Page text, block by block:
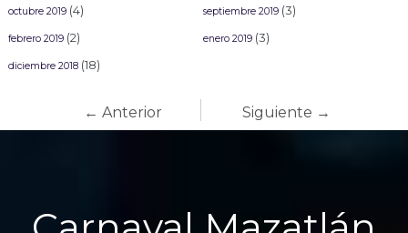
octubre 2019(4) septiembre 2019(3)
febrero 2019(2) enero 2019(3)
diciembre 2018(18)
← Anterior Siguiente →